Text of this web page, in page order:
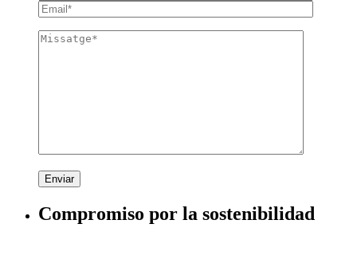
Enviar
Compromiso por la sostenibilidad